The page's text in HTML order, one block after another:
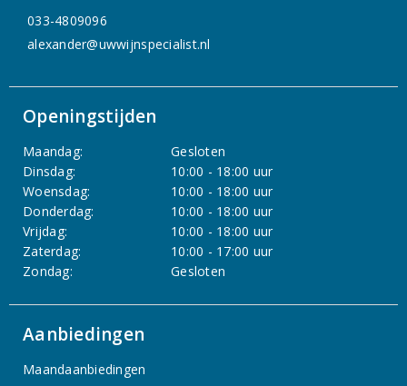
033-4809096
alexander@uwwijnspecialist.nl
Openingstijden
Maandag:
Gesloten
Dinsdag:
10:00 - 18:00 uur
Woensdag:
10:00 - 18:00 uur
Donderdag:
10:00 - 18:00 uur
Vrijdag:
10:00 - 18:00 uur
Zaterdag:
10:00 - 17:00 uur
Zondag:
Gesloten
Aanbiedingen
Maandaanbiedingen